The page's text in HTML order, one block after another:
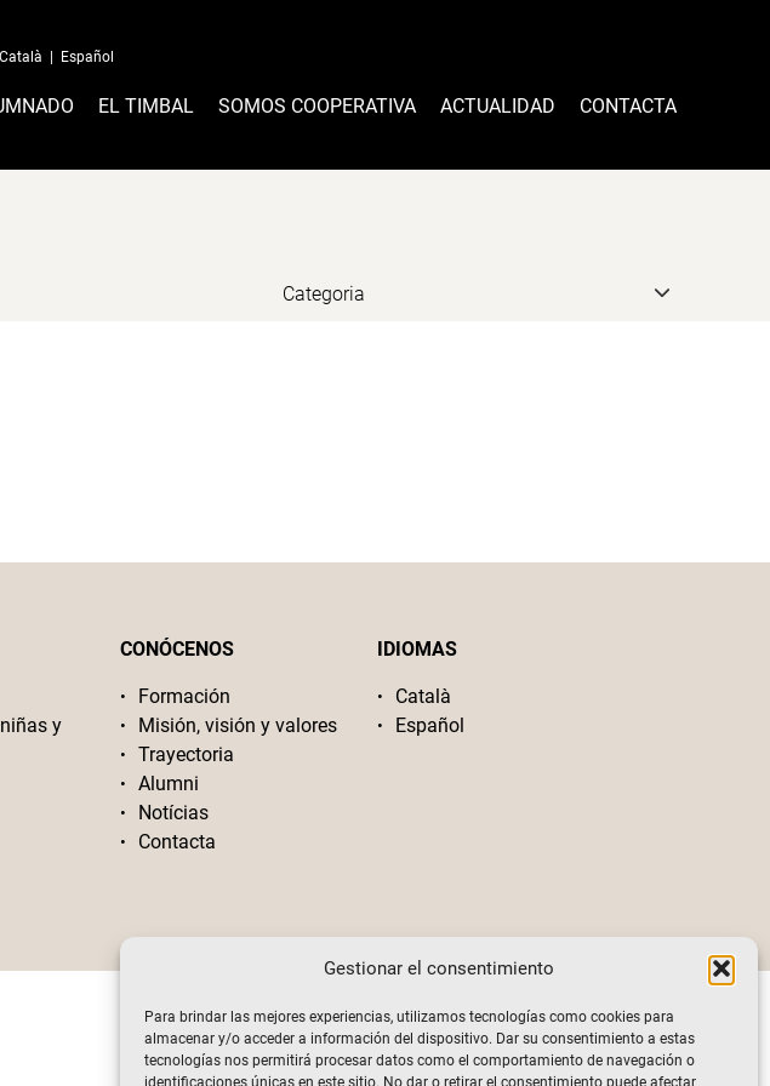
Gestionar el consentimiento
Para brindar las mejores experiencias, utilizamos tecnologías como cookies para
almacenar y/o acceder a información del dispositivo. Dar su consentimiento a estas
tecnologías nos permitirá procesar datos como el comportamiento de navegación o
identificaciones únicas en este sitio. No dar o retirar el consentimiento puede afectar
Català Español
EL TIMBAL SOMOS COOPERATIVA ACTUALIDAD CONTACTA
y
CONÓCENOS
Formación
Misión, visión y valores
Trayectoria
Alumni
Notícias
Contacta
IDIOMAS
Català
Español